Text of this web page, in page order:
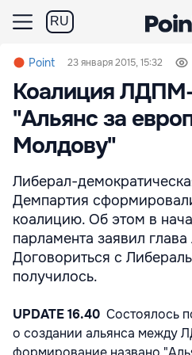
RU
Point 23 января 2015, 15:32
Коалиция
"Альянс за
Молдову"
Либерал-
Демпартия
коалицию. Об этом в
парламента заявил
Договориться с
получилось.
UPDATE 16.40 Состоялось
о создании альянса